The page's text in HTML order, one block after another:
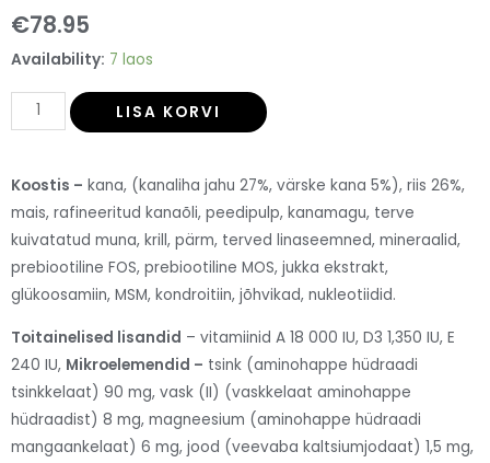
€78.95
Availability: 7 laos
LISA KORVI
Koostis – kana, (kanaliha jahu 27%, värske kana 5%), riis 26%,
mais, rafineeritud kanaõli, peedipulp, kanamagu, terve
kuivatatud muna, krill, pärm, terved linaseemned, mineraalid,
prebiootiline FOS, prebiootiline MOS, jukka ekstrakt,
glükoosamiin, MSM, kondroitiin, jõhvikad, nukleotiidid.
Toitainelised lisandid – vitamiinid A 18 000 IU, D3 1,350 IU, E
240 IU, Mikroelemendid – tsink (aminohappe hüdraadi
tsinkkelaat) 90 mg, vask (II) (vaskkelaat aminohappe
hüdraadist) 8 mg, magneesium (aminohappe hüdraadi
mangaankelaat) 6 mg, jood (veevaba kaltsiumjodaat) 1,5 mg,